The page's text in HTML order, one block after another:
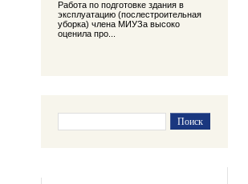
Работа по подготовке здания в
эксплуатацию (послестроительная
уборка) члена МИУЗа высоко
оценила про...